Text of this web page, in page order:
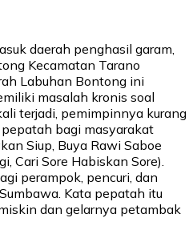
daerah penghasil garam,
Kecamatan Tarano
Labuhan Bontong ini
masalah kronis soal
terjadi, pemimpinnya kurang
bagi masyarakat
Siup, Buya Rawi Saboe
Cari Sore Habiskan Sore).
perampok, pencuri, dan
Kata pepatah itu
dan gelarnya petambak